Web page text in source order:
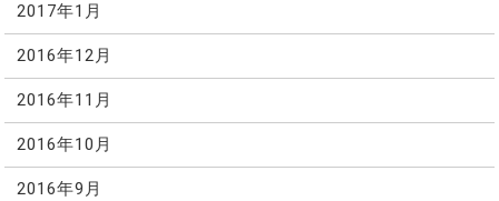
2017年1月
2016年12月
2016年11月
2016年10月
2016年9月